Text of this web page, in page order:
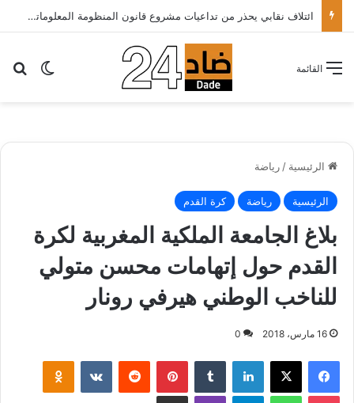
ائتلاف نقابي يحذر من تداعيات مشروع قانون المنظومة المعلوماتية الصحية ويدعو الحكومة إلى إعادة النظر فيه..
الوضع القائمة
الرئيسية / رياضة
الرئيسية رياضة كرة القدم
بلاغ الجامعة الملكية المغربية لكرة
القدم حول إتهامات محسن متولي
للناخب الوطني هيرفي رونار
16 مارس، 2018 0
لينكدإن بينتيريست
واتساب